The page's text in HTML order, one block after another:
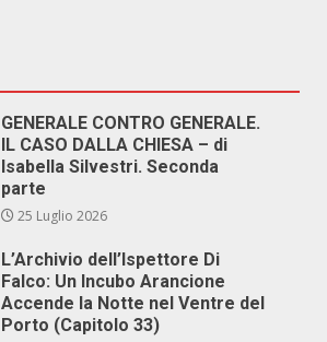
GENERALE CONTRO GENERALE.
IL CASO DALLA CHIESA – di
Isabella Silvestri. Seconda
parte
25 Luglio 2026
L’Archivio dell’Ispettore Di
Falco: Un Incubo Arancione
Accende la Notte nel Ventre del
Porto (Capitolo 33)